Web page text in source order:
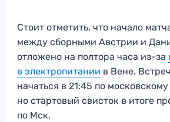
Стоит отметить, что начало
между сборными Австрии и
отложено на полтора часа из-за
в электропитании в Вене.
начаться в 21:45 по
но стартовый свисток в итоге
по Мск.